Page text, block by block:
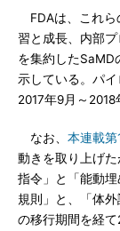
FDAは、これら
習と成長、内部プ
を集約したSaMD
示している。パイ
2017年9月～2018
なお、 本連載第
動きを取り上げ
指令」と「能動
規則」と、「体
の移行期間を経